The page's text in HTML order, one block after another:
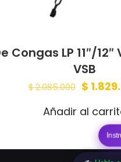
Congas LP 11″/12″
VSB
$2.085.000 Original
was:
$
$
Añadir al